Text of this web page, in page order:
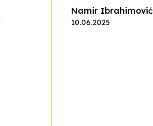
Namir Ibrahimović
10.06.2025